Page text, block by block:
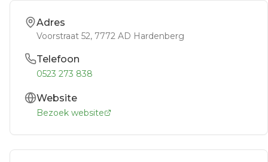
Adres
Voorstraat 52, 7772 AD Hardenberg
Telefoon
0523 273 838
Website
Bezoek website